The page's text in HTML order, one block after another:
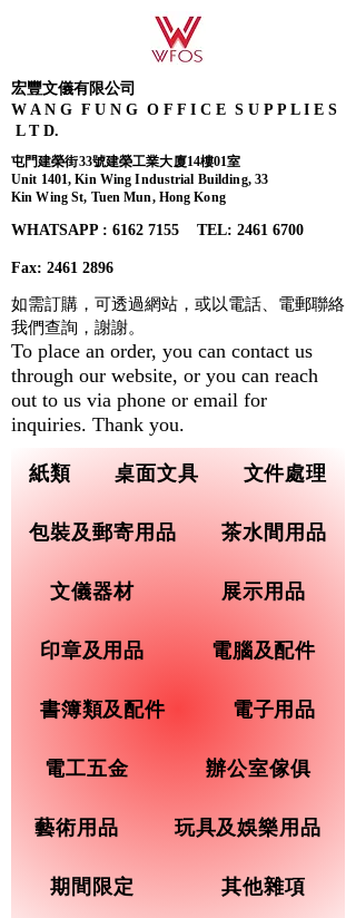
宏豐文儀有限公司
W A N G F U N G O F F I C E S U P P L I E S
L T D.
屯門建榮街33號建榮工業大廈14樓01室
Unit 1401, Kin Wing Industrial Building, 33
Kin Wing St, Tuen Mun, Hong Kong
WHATSAPP : 6162 7155​ TEL: 2461 6700
Fax: 2461 2896
紙類 桌面文具 文件處理
包裝及郵寄用品 茶水間用品
文儀器材 展示用品
印章及用品 電腦及配件
書簿類及配件 電子用品
電工五金 辦公室傢俱
藝術用品 玩具及娛樂用品
期間限定 其他雜項
如需訂購，可透過網站，或以電話、電郵聯絡
我們查詢， 謝謝。
To place an order, you can contact us
through our website, or you can reach
out to us via phone or email for
inquiries. Thank you.